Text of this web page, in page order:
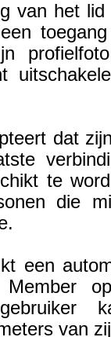
van het lid
dat
te
die
een
van